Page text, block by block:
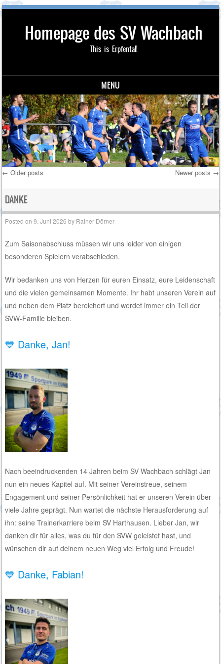
Homepage des SV Wachbach
This is Erpfental!
MENU
Skip to content
Post navigation
← Older posts Newer posts →
DANKE
Posted on9. Juni 2026 by Rainer Dörner
Zum Saisonabschluss müssen wir uns leider von einigen
besonderen Spielern verabschieden.
Wir bedanken uns von Herzen für euren Einsatz, eure Leidenschaft
und die vielen gemeinsamen Momente. Ihr habt unseren Verein auf
und neben dem Platz bereichert und werdet immer ein Teil der
SVW-Familie bleiben.
💙 Danke, Jan!
Nach beeindruckenden 14 Jahren beim SV Wachbach schlägt Jan
nun ein neues Kapitel auf. Mit seiner Vereinstreue, seinem
Engagement und seiner Persönlichkeit hat er unseren Verein über
viele Jahre geprägt. Nun wartet die nächste Herausforderung auf
ihn: seine Trainerkarriere beim SV Harthausen. Lieber Jan, wir
danken dir für alles, was du für den SVW geleistet hast, und
wünschen dir auf deinem neuen Weg viel Erfolg und Freude!
💙 Danke, Fabian!